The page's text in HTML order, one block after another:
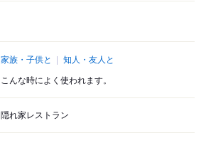
家族・子供と 知人・友人と
こんな時によく使われます。
隠れ家レストラン